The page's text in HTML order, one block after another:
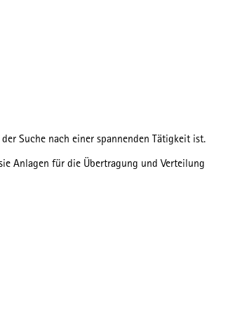
Suche nach einer spannenden Tätigkeit ist.
Anlagen für die Übertragung und Verteilung